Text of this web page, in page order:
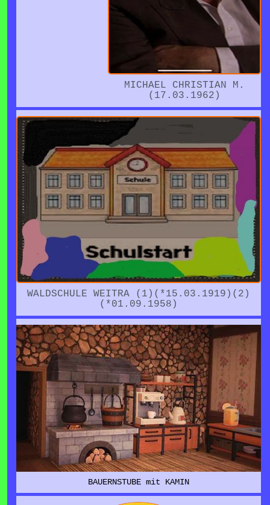
MICHAEL CHRISTIAN M.
(17.03.1962)
WALDSCHULE WEITRA (1)(*15.03.1919)(2)
(*01.09.1958)
BAUERNSTUBE mit KAMIN